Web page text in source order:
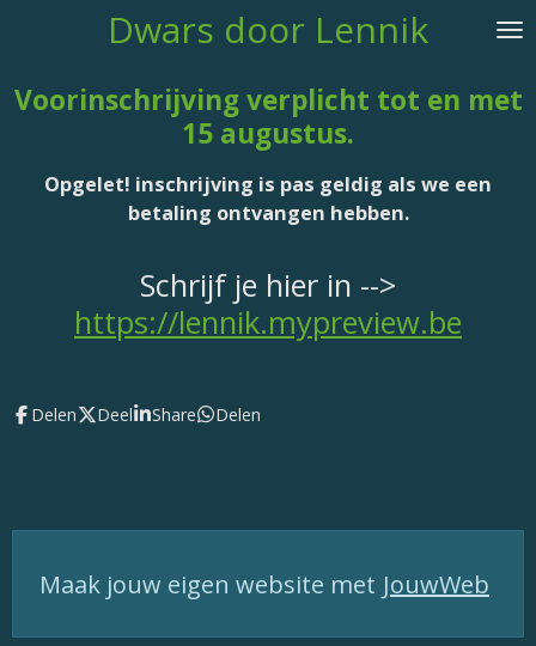
de
Dwars door Lennik
Voorinschrijving verplicht tot en met
15 augustus.
Opgelet! inschrijving is pas geldig als we een
betaling ontvangen hebben.
Schrijf je hier in -->
https://lennik.mypreview.be
Delen Deel Share Delen
Maak jouw eigen website met JouwWeb